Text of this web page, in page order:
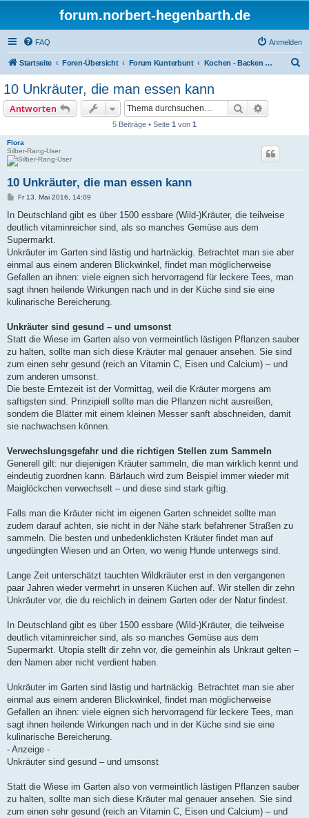
forum.norbert-hegenbarth.de
FAQ Anmelden
Startseite Foren-Übersicht Forum Kunterbunt Kochen - Backen - Braten
10 Unkräuter, die man essen kann
Antworten Suche
5 Beiträge • Seite 1 von 1
Flora
Silber-Rang-User
10 Unkräuter, die man essen kann
B
r
a
g
Fr 13. Mai 2016, 14:09
In Deutschland gibt es über 1500 essbare (Wild-)Kräuter, die teilweise
deutlich vitaminreicher sind, als so manches Gemüse aus dem
Supermarkt.
Unkräuter im Garten sind lästig und hartnäckig. Betrachtet man sie aber
einmal aus einem anderen Blickwinkel, findet man möglicherweise
Gefallen an ihnen: viele eignen sich hervorragend für leckere Tees, man
sagt ihnen heilende Wirkungen nach und in der Küche sind sie eine
kulinarische Bereicherung.
Unkräuter sind gesund – und umsonst
Statt die Wiese im Garten also von vermeintlich lästigen Pflanzen sauber
zu halten, sollte man sich diese Kräuter mal genauer ansehen. Sie sind
zum einen sehr gesund (reich an Vitamin C, Eisen und Calcium) – und
zum anderen umsonst.
Die beste Erntezeit ist der Vormittag, weil die Kräuter morgens am
saftigsten sind. Prinzipiell sollte man die Pflanzen nicht ausreißen,
sondern die Blätter mit einem kleinen Messer sanft abschneiden, damit
sie nachwachsen können.
Verwechslungsgefahr und die richtigen Stellen zum Sammeln
Generell gilt: nur diejenigen Kräuter sammeln, die man wirklich kennt und
eindeutig zuordnen kann. Bärlauch wird zum Beispiel immer wieder mit
Maiglöckchen verwechselt – und diese sind stark giftig.
Falls man die Kräuter nicht im eigenen Garten schneidet sollte man
zudem darauf achten, sie nicht in der Nähe stark befahrener Straßen zu
sammeln. Die besten und unbedenklichsten Kräuter findet man auf
ungedüngten Wiesen und an Orten, wo wenig Hunde unterwegs sind.
Lange Zeit unterschätzt tauchten Wildkräuter erst in den vergangenen
paar Jahren wieder vermehrt in unseren Küchen auf. Wir stellen dir zehn
Unkräuter vor, die du reichlich in deinem Garten oder der Natur findest.
In Deutschland gibt es über 1500 essbare (Wild-)Kräuter, die teilweise
deutlich vitaminreicher sind, als so manches Gemüse aus dem
Supermarkt. Utopia stellt dir zehn vor, die gemeinhin als Unkraut gelten –
den Namen aber nicht verdient haben.
Unkräuter im Garten sind lästig und hartnäckig. Betrachtet man sie aber
einmal aus einem anderen Blickwinkel, findet man möglicherweise
Gefallen an ihnen: viele eignen sich hervorragend für leckere Tees, man
sagt ihnen heilende Wirkungen nach und in der Küche sind sie eine
kulinarische Bereicherung.
- Anzeige -
Unkräuter sind gesund – und umsonst
Statt die Wiese im Garten also von vermeintlich lästigen Pflanzen sauber
zu halten, sollte man sich diese Kräuter mal genauer ansehen. Sie sind
zum einen sehr gesund (reich an Vitamin C, Eisen und Calcium) – und